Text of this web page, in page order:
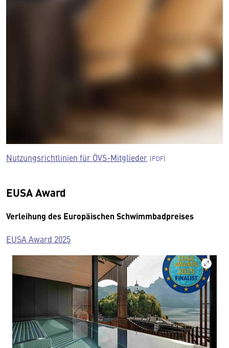
Nutzungsrichtlinien für ÖVS-Mitglieder
EUSA Award
Verleihung des Europäischen Schwimmbadpreises
EUSA Award 2025